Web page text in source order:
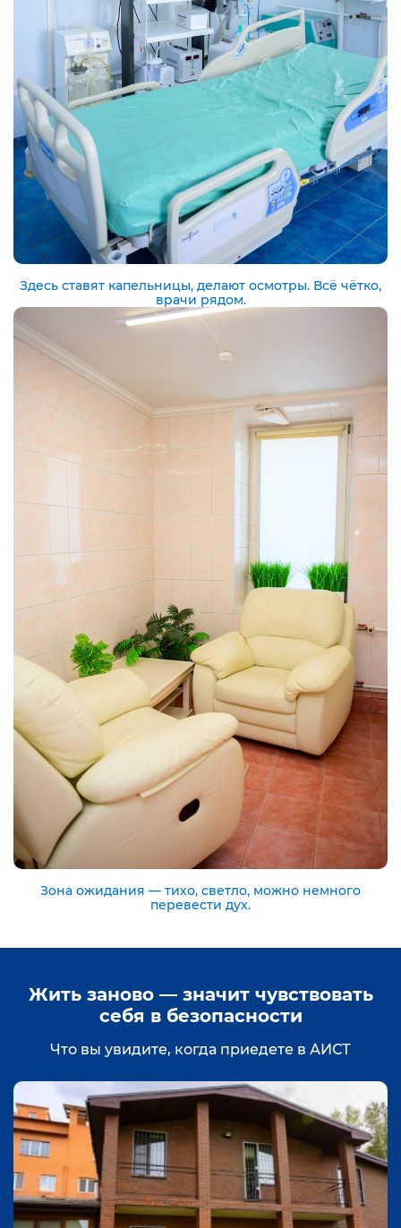
Здесь ставят капельницы, делают осмотры. Всё чётко,
врачи рядом.
Зона ожидания — тихо, светло, можно немного
перевести дух.
Жить заново — значит чувствовать
себя в безопасности
Что вы увидите, когда приедете в АИСТ